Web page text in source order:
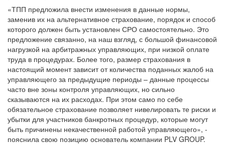
«ТПП предложила внести изменения в данные нормы,
заменив их на альтернативное страхование, порядок и способ
которого должен быть установлен СРО самостоятельно. Это
предложение связанно, на наш взгляд, с большой финансовой
нагрузкой на арбитражных управляющих, при низкой оплате
труда в процедурах. Более того, размер страхования в
настоящий момент зависит от количества поданных жалоб на
управляющего за предыдущие периоды – данные процессы
часто вне зоны контроля управляющих, но сильно
сказываются на их расходах. При этом само по себе
обязательное страхование позволяет нивелировать те риски и
убытки для участников банкротных процедур, которые могут
быть причинены некачественной работой управляющего», -
пояснила свою позицию основатель компании PLV GROUP.